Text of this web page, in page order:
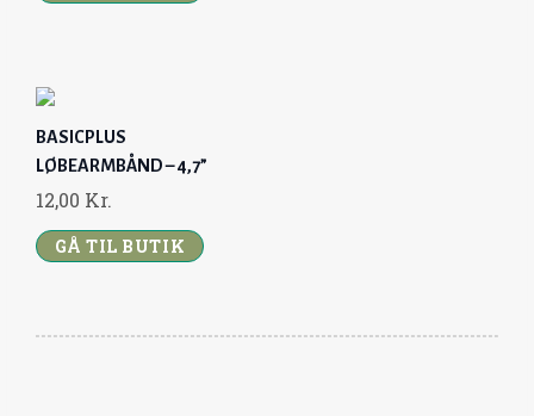
BASICPLUS
LØBEARMBÅND – 4,7”
12,00 Kr.
GÅ TIL BUTIK